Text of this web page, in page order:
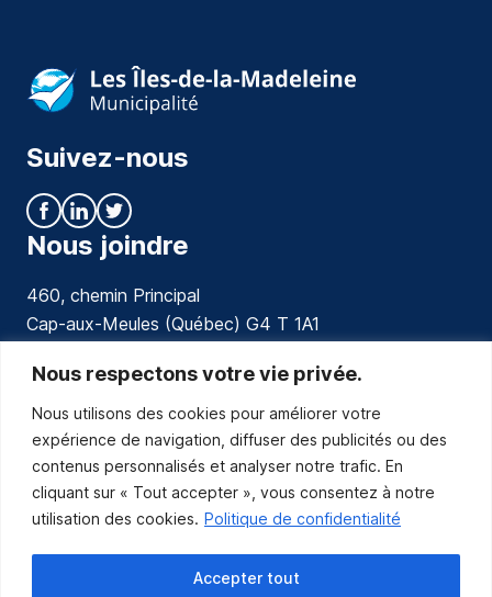
Nous respectons votre vie privée.
Nous utilisons des cookies pour améliorer votre
expérience de navigation, diffuser des publicités ou des
contenus personnalisés et analyser notre trafic. En
cliquant sur « Tout accepter », vous consentez à notre
utilisation des cookies. Politique de confidentialité
Accepter tout
Suivez-nous
Nous joindre
460, chemin Principal
Cap-aux-Meules (Québec) G4 T 1A1
communications@muniles.ca
418 986-3100
Composez le 1 en tout temps pour toutes urgences.
Abonnez-vous
Abonnez-vous pour recevoir les nouvelles
de la Municipalité par courriel.